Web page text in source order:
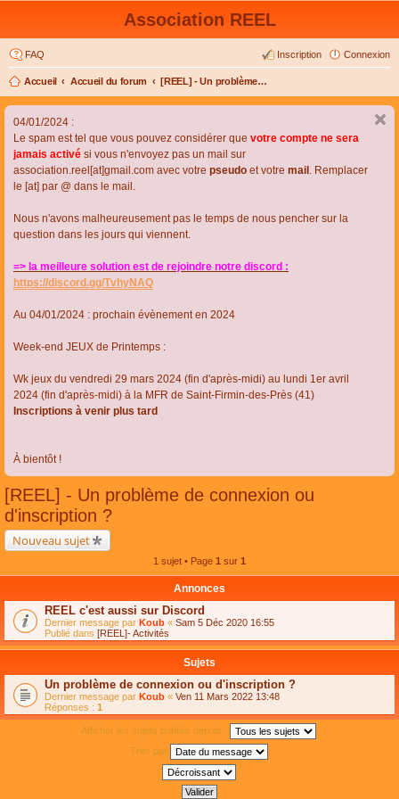
Association REEL
FAQ Connexion
Inscription
Accueil Accueil du forum [REEL] - Un problème de connexion ou d'inscription ?
04/01/2024 :
Le spam est tel que vous pouvez considérer que votre compte ne sera
jamais activé si vous n'envoyez pas un mail sur
association.reel[at]gmail.com avec votre pseudo et votre mail . Remplacer
le [at] par @ dans le mail.
Nous n'avons malheureusement pas le temps de nous pencher sur la
question dans les jours qui viennent.
=> la meilleure solution est de rejoindre notre discord :
https://discord.gg/TvhyNAQ
Au 04/01/2024 : prochain évènement en 2024
Week-end JEUX de Printemps :
Wk jeux du vendredi 29 mars 2024 (fin d'après-midi) au lundi 1er avril
2024 (fin d'après-midi) à la MFR de Saint-Firmin-des-Près (41)
Inscriptions à venir plus tard
À bientôt !
[REEL] - Un problème de connexion ou
d'inscription ?
Nouveau sujet
1 sujet • Page 1 sur 1
Annonces
REEL c'est aussi sur Discord
Dernier message par Koub « Sam 5 Déc 2020 16:55
Publié dans [REEL]- Activités
Sujets
Un problème de connexion ou d'inscription ?
Dernier message par Koub « Ven 11 Mars 2022 13:48
Réponses : 1
Afficher les sujets publiés depuis :
Trier par